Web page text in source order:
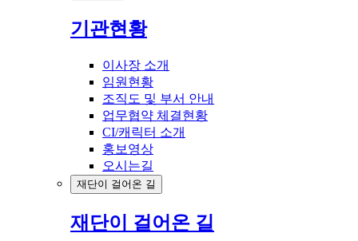
기관현황
이사장 소개
임원현황
조직도 및 부서 안내
업무협약 체결현황
CI/캐릭터 소개
홍보영상
오시는길
재단이 걸어온 길
재단이 걸어온 길